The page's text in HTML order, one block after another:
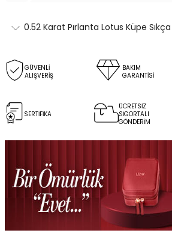
0.52 Karat Pırlanta Lotus Küpe
GÜVENLİ
ALIŞVERİŞ
BAKIM
GARANTİSİ
SERTİFİKA
ÜCRETSİZ
SİGORTALI
GÖNDERİM